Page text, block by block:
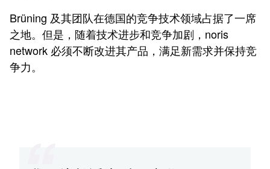
Brüning 及其团队在德国的竞争技术领域占据了一席
之地。但是，随着技术进步和竞争加剧，noris
network 必须不断改进其产品，满足新需求并保持竞
争力。